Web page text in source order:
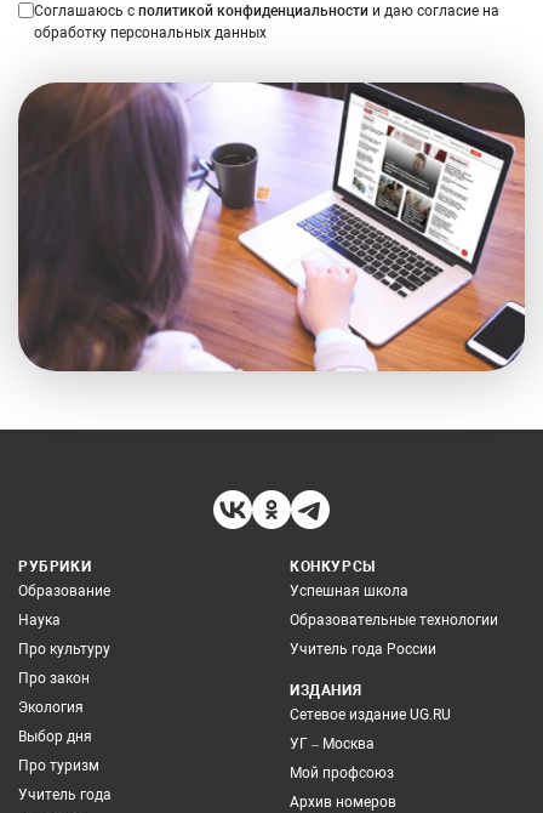
Соглашаюсь с политикой конфиденциальности и даю согласие на
обработку персональных данных
РУБРИКИ
Образование
Наука
Про культуру
Про закон
Экология
Выбор дня
Про туризм
Учитель года
КОНКУРСЫ
Успешная школа
Образовательные технологии
Учитель года России
ИЗДАНИЯ
Сетевое издание UG.RU
УГ – Москва
Мой профсоюз
Архив номеров